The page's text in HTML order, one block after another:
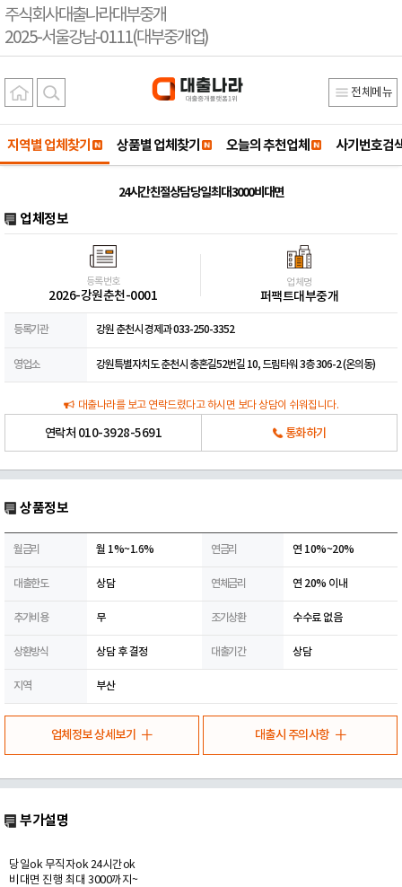
주식회사대출나라대부중개
2025-서울강남-0111(대부중개업)
전체메뉴
지역별 업체찾기 상품별 업체찾기 오늘의 추천업체 사기번호검
24시간 친절상담 당일 최대 3000 비대면
업체정보
등록번호
2026-강원춘천-0001
업체명
퍼팩트대부중개
등록기관 강원 춘천시 경제과 033-250-3352
영업소 강원특별자치도 춘천시 충혼길52번길 10, 드림타워 3층 306-2 (온의동)
대출나라를 보고 연락드렸다고 하시면 보다 상담이 쉬워집니다.
연락처 010-3928-5691 통화하기
상품정보
월금리 월 1%~1.6% 연금리 연 10%~20%
대출한도 상담 연체금리 연 20% 이내
추가비용 무 조기상환 수수료 없음
상환방식 상담 후 결정 대출기간 상담
지역 부산
업체정보 상세보기 대출시 주의사항
부가설명
당일ok 무직자ok 24시간ok
비대면 진행 최대 3000까지~